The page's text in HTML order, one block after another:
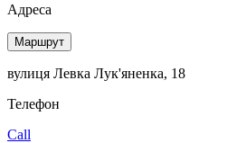
Адреса
Маршрут
вулиця Левка Лук'яненка, 18
Телефон
Call